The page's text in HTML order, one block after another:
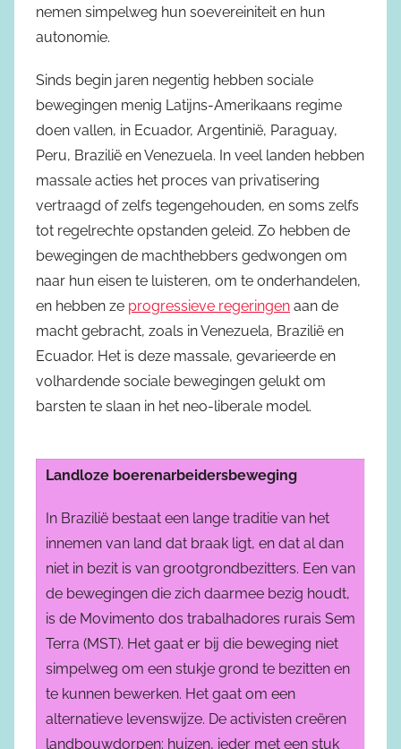
nemen simpelweg hun soevereiniteit en hun
autonomie.
Sinds begin jaren negentig hebben sociale
bewegingen menig Latijns-Amerikaans regime
doen vallen, in Ecuador, Argentinië, Paraguay,
Peru, Brazilië en Venezuela. In veel landen hebben
massale acties het proces van privatisering
vertraagd of zelfs tegengehouden, en soms zelfs
tot regelrechte opstanden geleid. Zo hebben de
bewegingen de machthebbers gedwongen om
naar hun eisen te luisteren, om te onderhandelen,
en hebben ze progressieve regeringen aan de
macht gebracht, zoals in Venezuela, Brazilië en
Ecuador. Het is deze massale, gevarieerde en
volhardende sociale bewegingen gelukt om
barsten te slaan in het neo-liberale model.
Landloze boerenarbeidersbeweging
In Brazilië bestaat een lange traditie van het
innemen van land dat braak ligt, en dat al dan
niet in bezit is van grootgrondbezitters. Een van
de bewegingen die zich daarmee bezig houdt,
is de Movimento dos trabalhadores rurais Sem
Terra (MST). Het gaat er bij die beweging niet
simpelweg om een stukje grond te bezitten en
te kunnen bewerken. Het gaat om een
alternatieve levenswijze. De activisten creëren
landbouwdorpen: huizen, ieder met een stuk